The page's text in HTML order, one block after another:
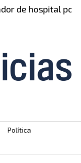
de hospital por
Política